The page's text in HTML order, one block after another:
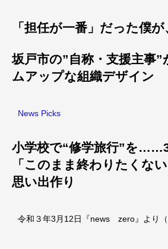
「担任が一番」だった僕
坂戸市の”自称・支援主事”
ムアップな組織デザイン
News Picks
小学校で“修学旅行”を
「このまま終わりたくな
思い出作り
令和３年3月12日『news zero』より（